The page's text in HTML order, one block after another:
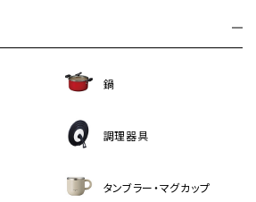
鍋
調理器具
タンブラー・マグカップ